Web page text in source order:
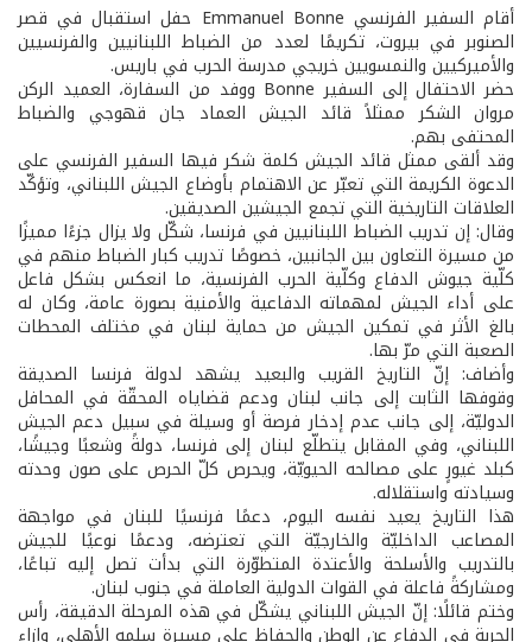
أقام السفير الفرنسي Emmanuel Bonne حفل استقبال في قصر
الصنوبر في بيروت، تكريمًا لعدد من الضباط اللبنانيين والفرنسيين
والأميركيين والنمسويين خريجي مدرسة الحرب في باريس.
حضر الاحتفال إلى السفير Bonne ووفد من السفارة، العميد الركن
مروان الشكر ممثلاً قائد الجيش العماد جان قهوجي والضباط
المحتفى بهم.
وقد ألقى ممثل قائد الجيش كلمة شكر فيها السفير الفرنسي على
الدعوة الكريمة التي تعبّر عن الاهتمام بأوضاع الجيش اللبناني، وتؤكّد
العلاقات التاريخية التي تجمع الجيشين الصديقين.
وقال: إن تدريب الضباط اللبنانيين في فرنسا، شكّل ولا يزال جزءًا مميزًا
من مسيرة التعاون بين الجانبين، خصوصًا تدريب كبار الضباط منهم في
كلّية جيوش الدفاع وكلّية الحرب الفرنسية، ما انعكس بشكل فاعل
على أداء الجيش لمهماته الدفاعية والأمنية بصورة عامة، وكان له
بالغ الأثر في تمكين الجيش من حماية لبنان في مختلف المحطات
الصعبة التي مرّ بها.
وأضاف: إنّ التاريخ القريب والبعيد يشهد لدولة فرنسا الصديقة
وقوفها الثابت إلى جانب لبنان ودعم قضاياه المحقّة في المحافل
الدوليّة، إلى جانب عدم إدخار فرصة أو وسيلة في سبيل دعم الجيش
اللبناني، وفي المقابل يتطلّع لبنان إلى فرنسا، دولةً وشعبًا وجيشًا،
كبلد غيورٍ على مصالحه الحيويّة، ويحرص كلّ الحرص على صون وحدته
وسيادته واستقلاله.
هذا التاريخ يعيد نفسه اليوم، دعمًا فرنسيًا للبنان في مواجهة
المصاعب الداخليّة والخارجيّة التي تعترضه، ودعمًا نوعيًا للجيش
بالتدريب والأسلحة والأعتدة المتطوّرة التي بدأت تصل إليه تباعًا،
ومشاركةً فاعلة في القوات الدولية العاملة في جنوب لبنان.
وختم قائلًا: إنّ الجيش اللبناني يشكّل في هذه المرحلة الدقيقة، رأس
الحربة في الدفاع عن الوطن والحفاظ على مسيرة سلمه الأهلي، وإزاء